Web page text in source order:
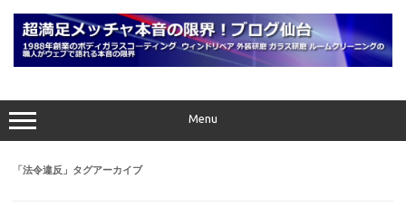
プ
Menu
「法令違反 」タグアーカイブ